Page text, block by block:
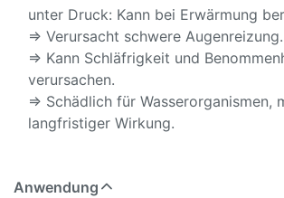
unter Druck: Kann bei Erwärmung
⇒ Verursacht schwere Augenreizung.
⇒ Kann Schläfrigkeit und
verursachen.
⇒ Schädlich für Wasserorganismen,
langfristiger Wirkung.
Anwendung